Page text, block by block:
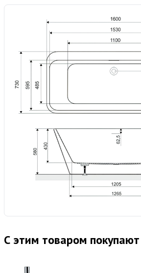
С этим товаром покупают